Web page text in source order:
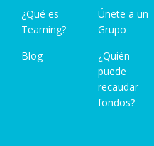
¿Qué es
Teaming?
Blog
Únete a un
Grupo
¿Quién
puede
recaudar
fondos?